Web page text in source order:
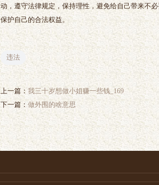
动，遵守法律规定，保持理性，避免给自己带来不
保护自己的合法权益。
违法
上一篇： 我三十岁想做小姐赚一些钱_169
下一篇：做外围的啥意思